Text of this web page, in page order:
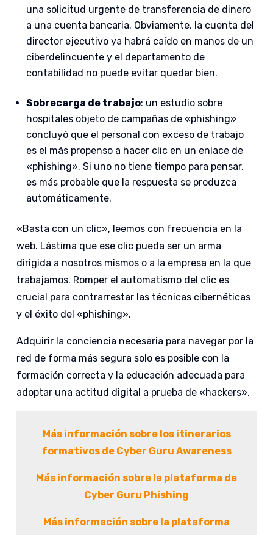
una solicitud urgente de transferencia de dinero
a una cuenta bancaria. Obviamente, la cuenta del
director ejecutivo ya habrá caído en manos de un
ciberdelincuente y el departamento de
contabilidad no puede evitar quedar bien.
Sobrecarga de trabajo: un estudio sobre
hospitales objeto de campañas de «phishing»
concluyó que el personal con exceso de trabajo
es el más propenso a hacer clic en un enlace de
«phishing». Si uno no tiene tiempo para pensar,
es más probable que la respuesta se produzca
automáticamente.
«Basta con un clic», leemos con frecuencia en la
web. Lástima que ese clic pueda ser un arma
dirigida a nosotros mismos o a la empresa en la que
trabajamos. Romper el automatismo del clic es
crucial para contrarrestar las técnicas cibernéticas
y el éxito del «phishing».
Adquirir la conciencia necesaria para navegar por la
red de forma más segura solo es posible con la
formación correcta y la educación adecuada para
adoptar una actitud digital a prueba de «hackers».
Más información sobre los itinerarios
formativos de Cyber Guru Awareness
Más información sobre la plataforma de
Cyber Guru Phishing
Más información sobre la plataforma